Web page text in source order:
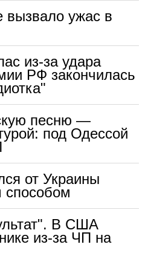
вызвало ужас в
из-за удара
РФ закончилась
песню —
под Одессой
от Украины
способом
В США
из-за ЧП на